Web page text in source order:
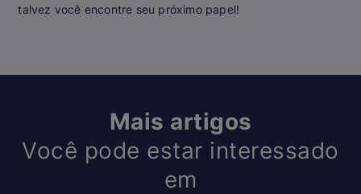
talvez você encontre seu próximo papel!
Mais artigos
Você pode estar interessado
em